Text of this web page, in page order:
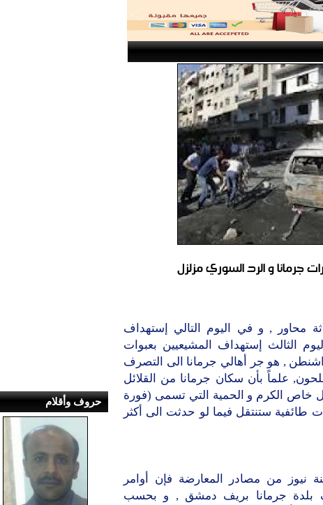
و الرد السوري مزلزل
محاور , و في اليوم التالي إستهداف
الثالث إستهداف المشيعيين بعبوات
, هو جر أهالي جرمانا الى التصرف
علماً بأن سكان جرمانا من القلائل
خاص الكرم و الحمية التي تسمى (فورة
ستنتقل فيما لو حدثت الى أكثر
من مصادر المعارضة فإن أوامر
بلدة جرمانا بريف دمشق , و بحسب
حروف وأقلام